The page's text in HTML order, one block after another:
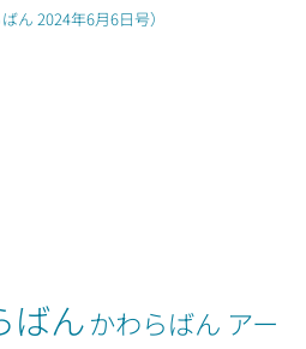
ん 2024年6月6日号）
ばんかわらばん アー